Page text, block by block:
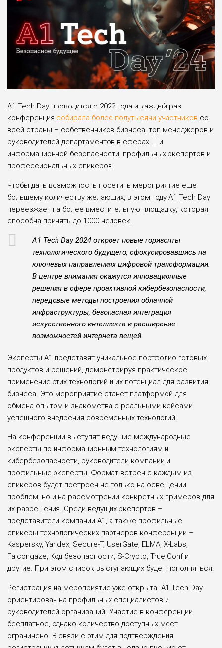
А1 Tech Day проводится с 2022 года и каждый раз
конференция собирала более полутысячи участников со
всей страны – собственников бизнеса, топ-менеджеров и
руководителей департаментов в сферах IT и
информационной безопасности, профильных экспертов и
профессиональных спикеров.
Чтобы дать возможность посетить мероприятие еще
большему количеству желающих, в этом году А1 Tech Day
переезжает на более вместительную площадку, которая
способна принять до 1000 человек.
A1 Tech Day 2024 откроет новые горизонты
технологического будущего, сфокусировавшись на
ключевых направлениях цифровой трансформации.
В центре внимания окажутся инновационные
решения в сфере проактивной кибербезопасности,
передовые методы построения облачной
инфраструктуры, безопасная интеграция
искусственного интеллекта и расширение
возможностей интернета вещей.
Эксперты А1 представят уникальное портфолио готовых
продуктов и решений, демонстрируя практическое
применение этих технологий и их потенциал для развития
бизнеса. Это мероприятие станет платформой для
обмена опытом и знакомства с реальными кейсами
успешного внедрения современных технологий.
На конференции выступят ведущие международные
эксперты по информационным технологиям и
кибербезопасности, руководители компании и
профильные эксперты. Формат встреч с каждым из
спикеров будет построен не только на освещении
проблем, но и на рассмотрении конкретных примеров для
их разрешения. Среди ведущих экспертов –
представители компании А1, а также профильные
спикеры технологических партнеров конференции –
Kaspersky, Yandex, Secure-T, UserGate, ELMA, X-Labs,
Falcongaze, Код безопасности, S-Crypto, True Conf и
другие. При этом список выступающих будет пополняться.
Регистрация на мероприятие уже открыта. А1 Tech Day
ориентирован на профильных специалистов и
руководителей организаций. Участие в конференции
бесплатное, однако количество доступных мест
ограничено. В связи с этим для подтверждения